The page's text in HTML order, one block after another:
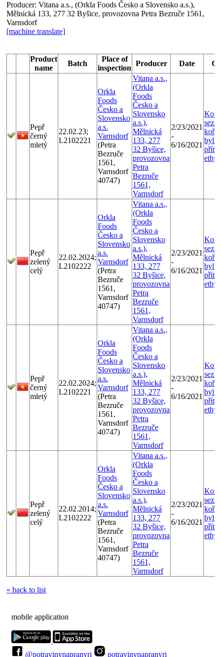
Producer: Vitana a.s., (Orkla Foods Česko a Slovensko a.s.),
Mělnická 133, 277 32 Byšice, provozovna Petra Bezruče 1561,
Varnsdorf
[machine translate]
Product
name
Batch
Place of
inspection
Producer Date
Pepř
černý
mletý
22.02.23;
L2102221
Orkla
Foods
Česko a
Slovensko
a.s.
Varnsdorf
(Petra
Bezruče
1561,
Varnsdorf
40747)
Vitana a.s.,
(Orkla
Foods
Česko a
Slovensko
a.s.),
Mělnická
133, 277
32 Byšice,
provozovna
Petra
Bezruče
1561,
Varnsdorf
2/23/2021
-
6/16/2021
bylin
Pepř
zelený
celý
22.02.2024;
L2102222
Orkla
Foods
Česko a
Slovensko
a.s.
Varnsdorf
(Petra
Bezruče
1561,
Varnsdorf
40747)
Vitana a.s.,
(Orkla
Foods
Česko a
Slovensko
a.s.),
Mělnická
133, 277
32 Byšice,
provozovna
Petra
Bezruče
1561,
Varnsdorf
2/23/2021
-
6/16/2021
bylin
Pepř
černý
mletý
22.02.2024;
L2102221
Orkla
Foods
Česko a
Slovensko
a.s.
Varnsdorf
(Petra
Bezruče
1561,
Varnsdorf
40747)
Vitana a.s.,
(Orkla
Foods
Česko a
Slovensko
a.s.),
Mělnická
133, 277
32 Byšice,
provozovna
Petra
Bezruče
1561,
Varnsdorf
2/23/2021
-
6/16/2021
bylin
Pepř
zelený
celý
22.02.2014;
L2102222
Orkla
Foods
Česko a
Slovensko
a.s.
Varnsdorf
(Petra
Bezruče
1561,
Varnsdorf
40747)
Vitana a.s.,
(Orkla
Foods
Česko a
Slovensko
a.s.),
Mělnická
133, 277
32 Byšice,
provozovna
Petra
Bezruče
1561,
Varnsdorf
2/23/2021
-
6/16/2021
bylin
« back to list
mobile application
@potravinynapranyri potravinynapranyri